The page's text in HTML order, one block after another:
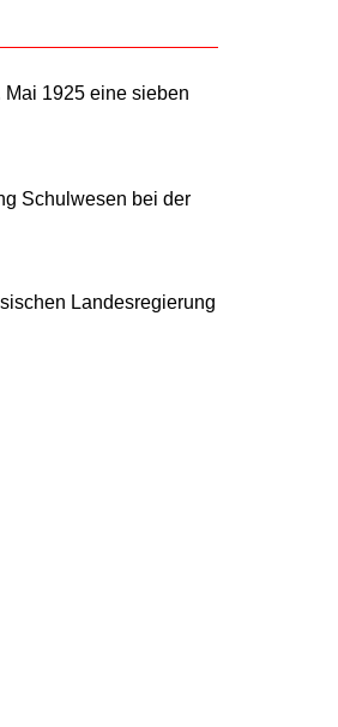
Mai 1925 eine sieben
Schulwesen bei der
Landesregierung